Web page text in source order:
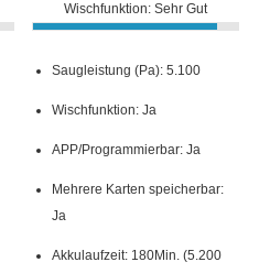
Wischfunktion: Sehr Gut
Saugleistung (Pa): 5.100
Wischfunktion: Ja
APP/Programmierbar: Ja
Mehrere Karten speicherbar:
Ja
Akkulaufzeit: 180Min. (5.200